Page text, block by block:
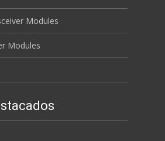
Modules
Modules